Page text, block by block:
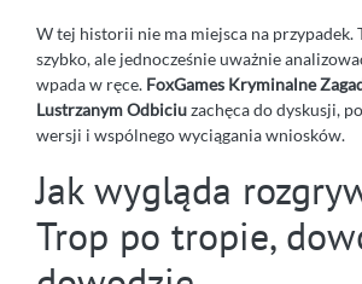
W tej historii nie ma miejsca na przypadek.
szybko, ale jednocześnie uważnie
wpada w ręce. FoxGames Kryminalne
Lustrzanym Odbiciuzachęca do dyskusji,
wersji i wspólnego wyciągania wniosków.
Jak wygląda
Trop po tropie,